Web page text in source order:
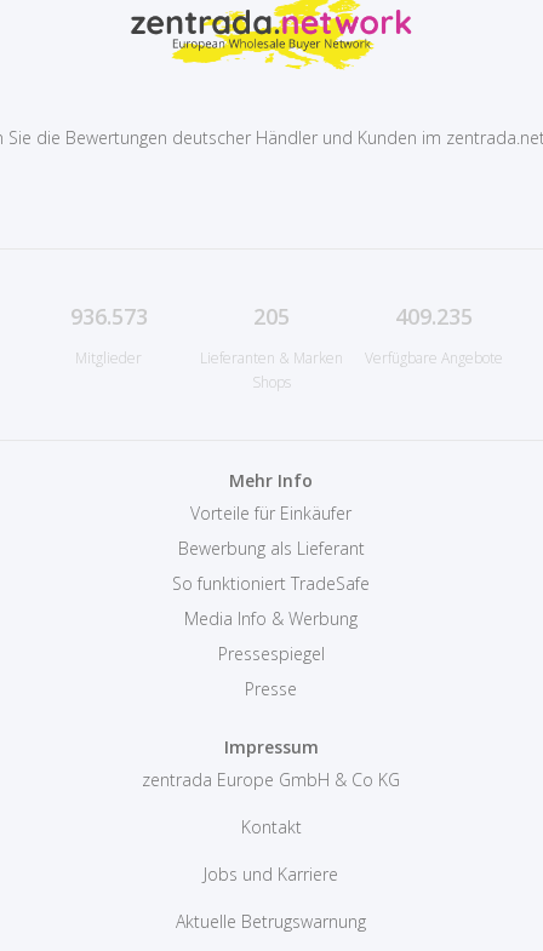
Sie die Bewertungen deutscher Händler und Kunden im
936.573
Mitglieder
205
Lieferanten & Marken
Shops
409.235
Verfügbare Angebote
Mehr Info
Vorteile für Einkäufer
Bewerbung als Lieferant
So funktioniert TradeSafe
Media Info & Werbung
Pressespiegel
Presse
Impressum
zentrada Europe GmbH & Co KG
Kontakt
Jobs und Karriere
Aktuelle Betrugswarnung